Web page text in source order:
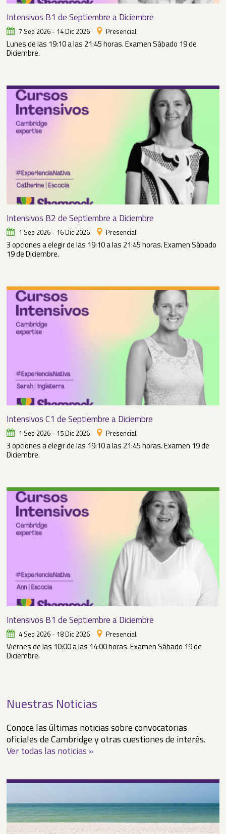
Intensivos B1 de Septiembre a Diciembre
7 Sep 2026 - 14 Dic 2026 Presencial.
Lunes de las 19:10 a las 21:45 horas. Examen Sábado 19 de
Diciembre.
Intensivos B2 de Septiembre a Diciembre
1 Sep 2026 - 16 Dic 2026 Presencial.
3 opciones a elegir de las 19:10 a las 21:45 horas. Examen Sábado
19 de Diciembre.
Intensivos C1 de Septiembre a Diciembre
1 Sep 2026 - 15 Dic 2026 Presencial.
3 opciones a elegir de las 19:10 a las 21:45 horas. Examen 19 de
Diciembre.
Intensivos B1 de Septiembre a Diciembre
4 Sep 2026 - 18 Dic 2026 Presencial.
Viernes de las 10:00 a las 14:00 horas. Examen Sábado 19 de
Diciembre.
Nuestras Noticias
Conoce las últimas noticias sobre convocatorias
oficiales de Cambridge y otras cuestiones de interés.
Ver todas las noticias »